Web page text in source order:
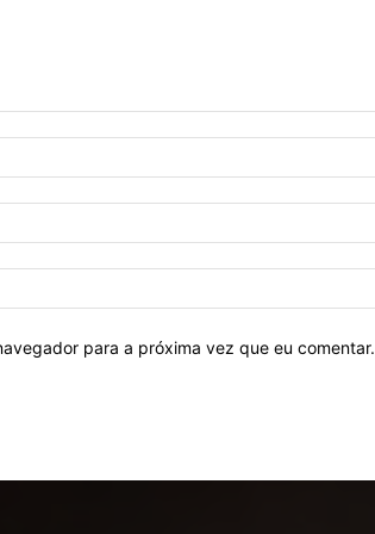
para a próxima vez que eu comentar.